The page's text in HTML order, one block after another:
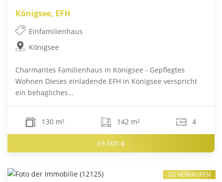
Königsee, EFH
Einfamilienhaus
Königsee
Charmantes Familienhaus in Königsee - Gepflegtes
Wohnen Dieses einladende EFH in Königsee verspricht
ein behagliches...
130 m² 142 m² 4
69.000 €
ZU VERKAUFEN